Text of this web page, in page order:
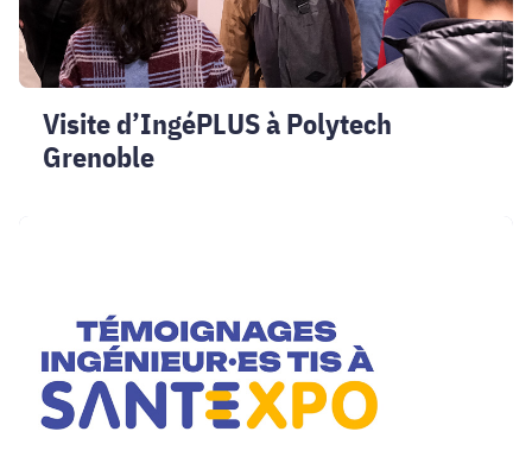
Visite d’IngéPLUS à Polytech
Grenoble
Santexpo
#2